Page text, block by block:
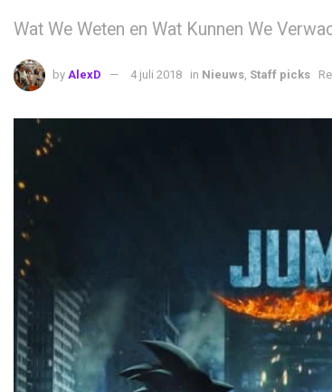
Wat We Weten en Wat Kunnen We
by AlexD 4 juli 2018 in Nieuws, Staff picks